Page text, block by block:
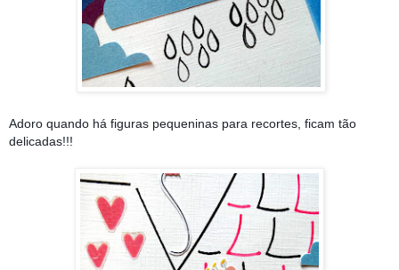
Adoro quando há figuras pequeninas para recortes, ficam tão
delicadas!!!